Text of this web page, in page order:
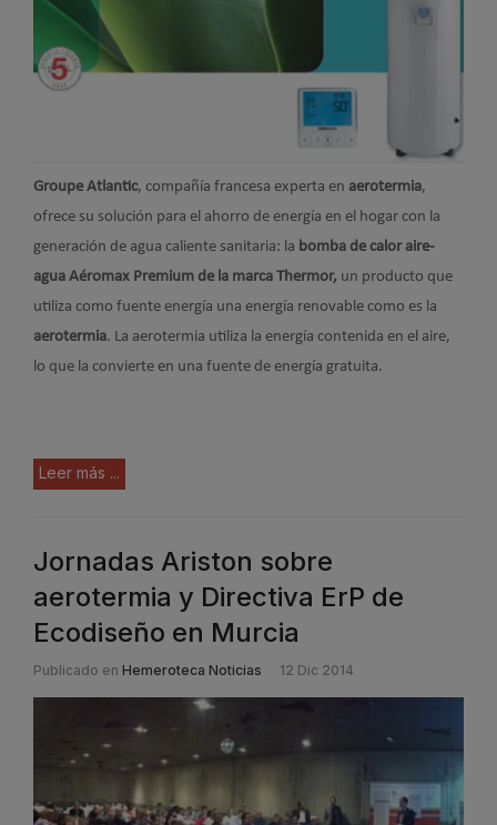
Groupe Atlantic, compañía francesa experta en aerotermia,
ofrece su solución para el ahorro de energía en el hogar con la
generación de agua caliente sanitaria: la bomba de calor aire-
agua Aéromax Premium de la marca Thermor, un producto que
utiliza como fuente energía una energía renovable como es la
aerotermia. La aerotermia utiliza la energía contenida en el aire,
lo que la convierte en una fuente de energía gratuita.
Leer más ...
Jornadas Ariston sobre
aerotermia y Directiva ErP de
Ecodiseño en Murcia
Publicado en Hemeroteca Noticias 12 Dic 2014